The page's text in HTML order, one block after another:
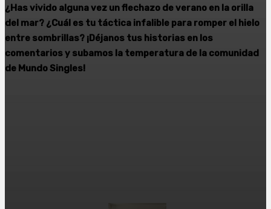
¿Has vivido alguna vez un flechazo de verano en la orilla
del mar? ¿Cuál es tu táctica infalible para romper el hielo
entre sombrillas? ¡Déjanos tus historias en los
comentarios y subamos la temperatura de la comunidad
de Mundo Singles!